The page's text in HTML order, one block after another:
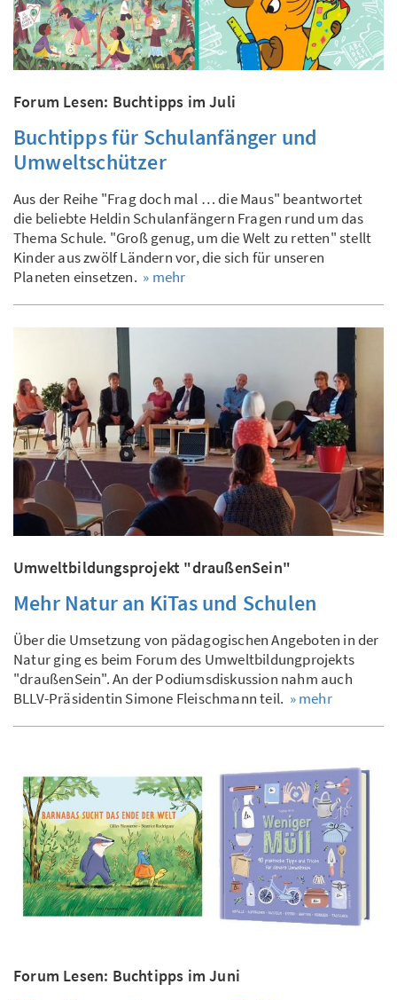
Forum Lesen: Buchtipps im Juli
Buchtipps für Schulanfänger und
Umweltschützer
Aus der Reihe "Frag doch mal … die Maus" beantwortet
die beliebte Heldin Schulanfängern Fragen rund um das
Thema Schule. "Groß genug, um die Welt zu retten" stellt
Kinder aus zwölf Ländern vor, die sich für unseren
Planeten einsetzen. » mehr
Umweltbildungsprojekt "draußenSein"
Mehr Natur an KiTas und Schulen
Über die Umsetzung von pädagogischen Angeboten in der
Natur ging es beim Forum des Umweltbildungprojekts
"draußenSein". An der Podiumsdiskussion nahm auch
BLLV-Präsidentin Simone Fleischmann teil. » mehr
Forum Lesen: Buchtipps im Juni